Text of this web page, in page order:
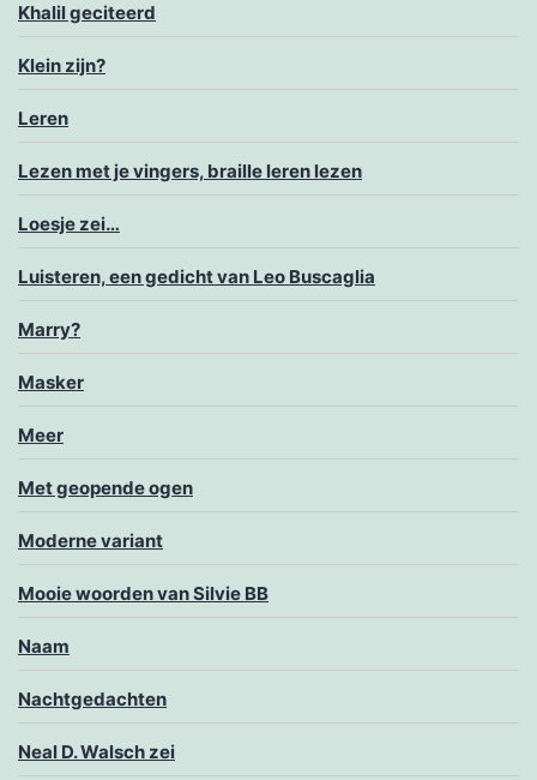
Khalil geciteerd
Klein zijn?
Leren
Lezen met je vingers, braille leren lezen
Loesje zei…
Luisteren, een gedicht van Leo Buscaglia
Marry?
Masker
Meer
Met geopende ogen
Moderne variant
Mooie woorden van Silvie BB
Naam
Nachtgedachten
Neal D. Walsch zei